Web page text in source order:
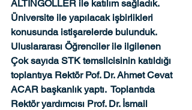
ALTINGÖLLER ile katılım sağladık.
Üniversite ile yapılacak işbirlikleri
konusunda istişarelerde bulunduk.
Uluslararası Öğrenciler ile ilgilenen
Çok sayıda STK temsilcisinin katıldığı
toplantıya Rektör Pof. Dr. Ahmet Cevat
ACAR başkanlık yaptı.  Toplantıda
Rektör yardımcısı Prof. Dr. İsmail